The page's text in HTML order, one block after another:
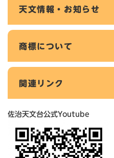
天文情報・お知らせ
商標について
関連リンク
佐治天文台公式Youtube